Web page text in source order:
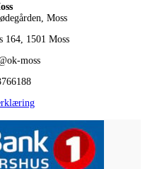
Moss
164, 1501 Moss
moss